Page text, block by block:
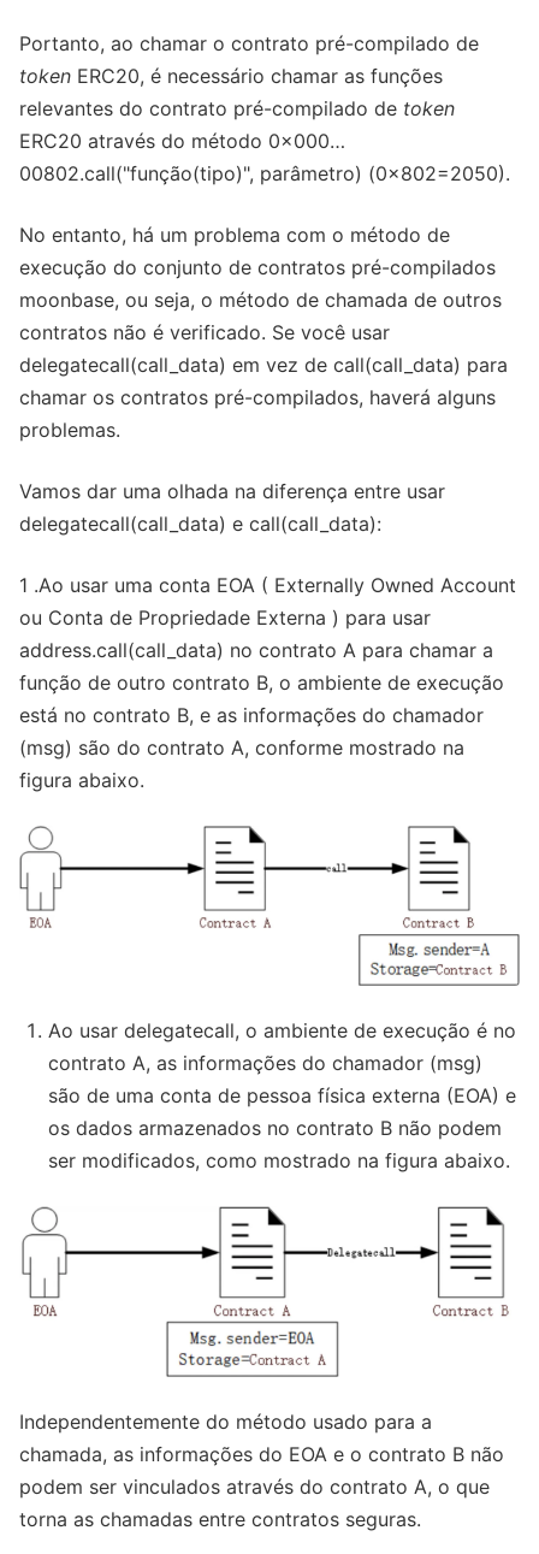
Portanto, ao chamar o contrato pré-compilado de
token ERC20, é necessário chamar as funções
relevantes do contrato pré-compilado de token
ERC20 através do método 0x000…
00802.call("função(tipo)", parâmetro) (0x802=2050).
No entanto, há um problema com o método de
execução do conjunto de contratos pré-compilados
moonbase, ou seja, o método de chamada de outros
contratos não é verificado. Se você usar
delegatecall(call_data) em vez de call(call_data) para
chamar os contratos pré-compilados, haverá alguns
problemas.
Vamos dar uma olhada na diferença entre usar
delegatecall(call_data) e call(call_data):
1 .Ao usar uma conta EOA ( Externally Owned Account
ou Conta de Propriedade Externa ) para usar
address.call(call_data) no contrato A para chamar a
função de outro contrato B, o ambiente de execução
está no contrato B, e as informações do chamador
(msg) são do contrato A, conforme mostrado na
figura abaixo.
Ao usar delegatecall, o ambiente de execução é no
contrato A, as informações do chamador (msg)
são de uma conta de pessoa física externa (EOA) e
os dados armazenados no contrato B não podem
ser modificados, como mostrado na figura abaixo.
Independentemente do método usado para a
chamada, as informações do EOA e o contrato B não
podem ser vinculados através do contrato A, o que
torna as chamadas entre contratos seguras.